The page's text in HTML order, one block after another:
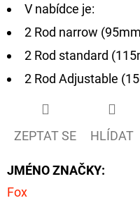
V nabídce je:
2 Rod narrow
2 Rod standard
2 Rod Adjustable
ZEPTAT SE HLÍDAT
JMÉNO ZNAČKY:
Fox